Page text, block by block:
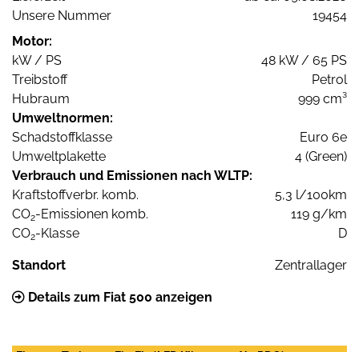
Unsere Nummer
19454
Motor:
kW / PS
48 kW / 65 PS
Treibstoff
Petrol
Hubraum
999 cm³
Umweltnormen:
Schadstoffklasse
Euro 6e
Umweltplakette
4 (Green)
Verbrauch und Emissionen nach WLTP:
Kraftstoffverbr. komb.
5,3 l/100km
CO2-Emissionen komb.
119 g/km
CO2-Klasse D
Standort Zentrallager
Details zum Fiat 500 anzeigen